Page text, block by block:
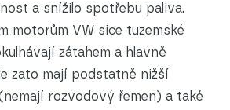
a snížilo spotřebu paliva.
motorům VW sice tuzemské
zátahem a hlavně
zato mají podstatně nižší
rozvodový řemen) a také